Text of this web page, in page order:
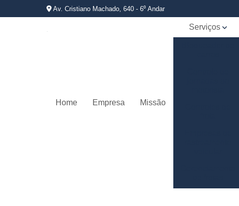
Av. Cristiano Machado, 640 - 6⁰ Andar
Home Empresa Missão
Serviços